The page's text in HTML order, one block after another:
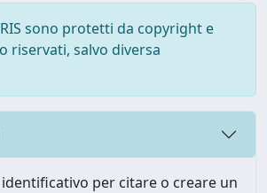
sono protetti da copyright e
riservati, salvo diversa
per citare o creare un